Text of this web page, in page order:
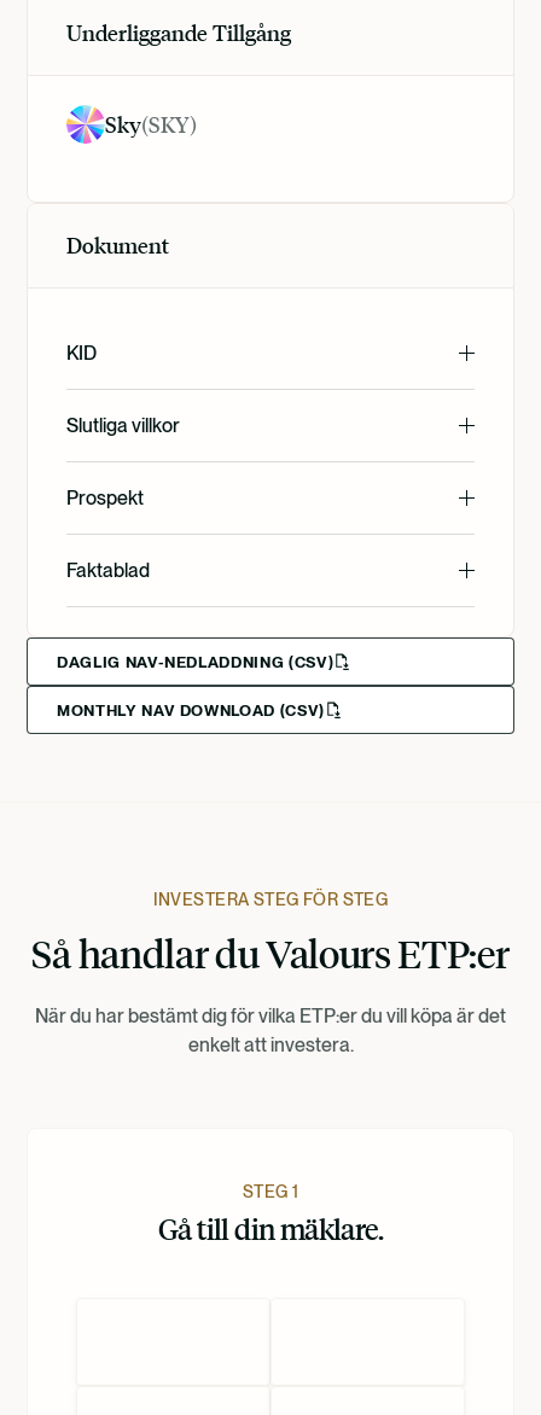
Underliggande Tillgång
Sky(SKY)
Dokument
KID
English
Svenska
Deutsch
Francais
Suomi
Nederlands
Slutliga villkor
English
Svenska
Prospekt
English
Faktablad
English
Svenska
DAGLIG NAV-NEDLADDNING (CSV)
MONTHLY NAV DOWNLOAD (CSV)
INVESTERA STEG FÖR STEG
Så handlar du Valours ETP:er
När du har bestämt dig för vilka ETP:er du vill köpa är det
enkelt att investera.
STEG 1
Gå till din mäklare.